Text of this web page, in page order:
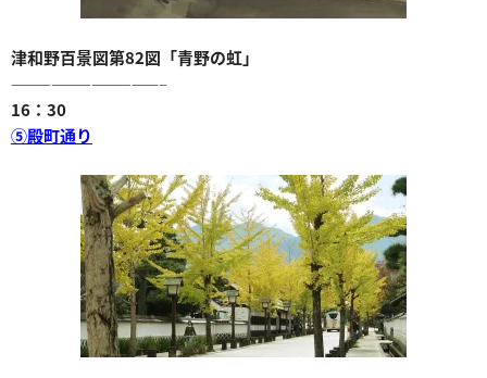
津和野百景図第82図「青野の虹」
———————————–
16：30
⑤殿町通り